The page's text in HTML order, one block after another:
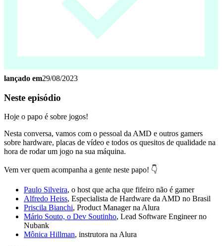
lançado em29/08/2023
Neste episódio
Hoje o papo é sobre jogos!
Nesta conversa, vamos com o pessoal da AMD e outros gamers
sobre hardware, placas de vídeo e todos os quesitos de qualidade na
hora de rodar um jogo na sua máquina.
Vem ver quem acompanha a gente neste papo! 👇
Paulo Silveira, o host que acha que fifeiro não é gamer
Alfredo Heiss, Especialista de Hardware da AMD no Brasil
Priscila Bianchi, Product Manager na Alura
Mário Souto, o Dev Soutinho, Lead Software Engineer no
Nubank
Mônica Hillman, instrutora na Alura